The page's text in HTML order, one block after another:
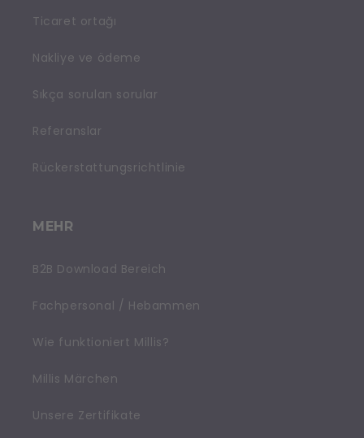
Ticaret ortağı
Nakliye ve ödeme
Sıkça sorulan sorular
Referanslar
Rückerstattungsrichtlinie
MEHR
B2B Download Bereich
Fachpersonal / Hebammen
Wie funktioniert Millis?
Millis Märchen
Unsere Zertifikate